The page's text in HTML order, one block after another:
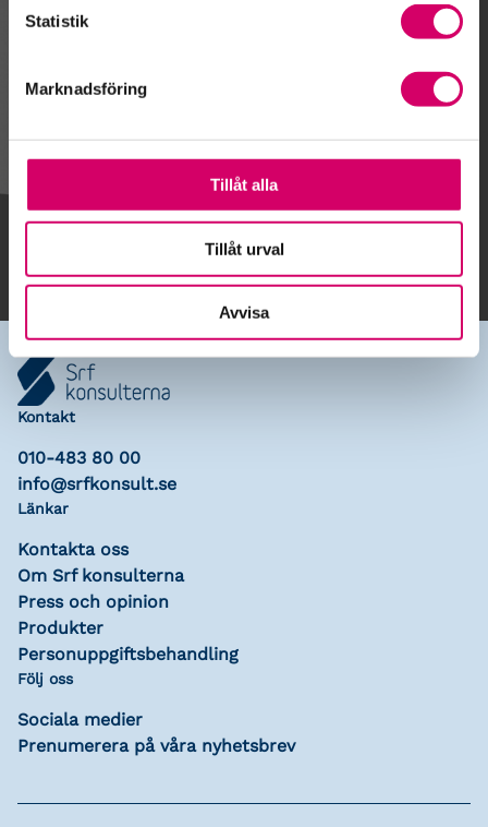
Statistik
Marknadsföring
Tillåt alla
Tillåt urval
Avvisa
Kalendarium
Gå till kalendariet
Lägg till i kalender
Kontakt
010-483 80 00
info@srfkonsult.se
Länkar
Kontakta oss
Om Srf konsulterna
Press och opinion
Produkter
Personuppgiftsbehandling
Följ oss
Sociala medier
Prenumerera på våra nyhetsbrev